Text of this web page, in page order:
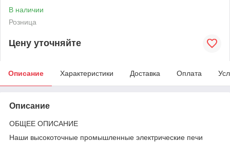
В наличии
Розница
Цену уточняйте
Описание Характеристики Доставка Оплата
Описание
ОБЩЕЕ ОПИСАНИЕ
Наши высокоточные промышленные электрические печи